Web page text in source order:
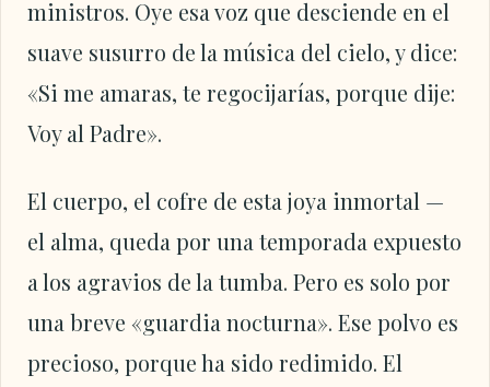
ministros. Oye esa voz que desciende en el
suave susurro de la música del cielo, y dice:
«Si me amaras, te regocijarías, porque dije:
Voy al Padre».
El cuerpo, el cofre de esta joya inmortal —
el alma, queda por una temporada expuesto
a los agravios de la tumba. Pero es solo por
una breve «guardia nocturna». Ese polvo es
precioso, porque ha sido redimido. El